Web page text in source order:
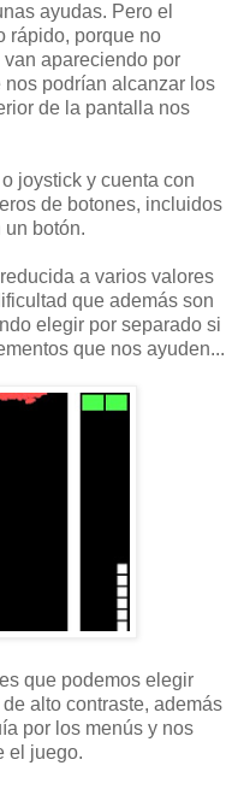
ayudas. Pero el
rápido, porque no
apareciendo por
podrían alcanzar los
de la pantalla nos
joystick y cuenta con
de botones, incluidos
un botón.
a varios valores
que además son
elegir por separado si
que nos ayuden...
que podemos elegir
alto contraste, además
por los menús y nos
el juego.